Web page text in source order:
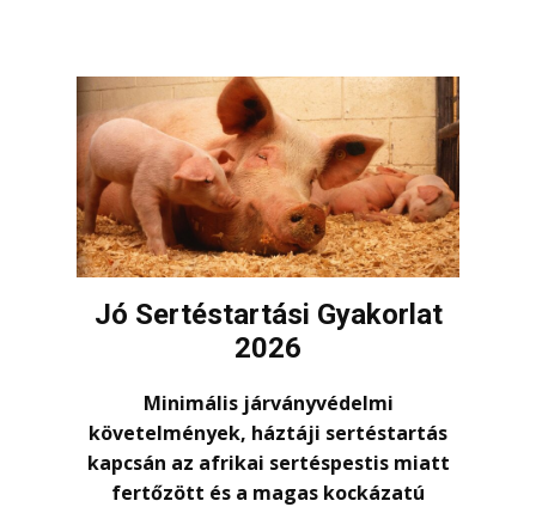
Jó Sertéstartási Gyakorlat
2026
Minimális járványvédelmi
követelmények, háztáji sertéstartás
kapcsán az afrikai sertéspestis miatt
fertőzött és a magas kockázatú